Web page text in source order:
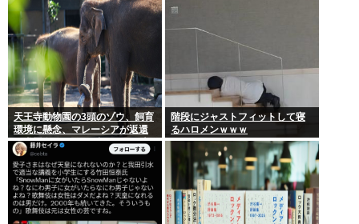
天王寺動物園の3頭のゾウ、飼育
環境に懸念、マレーシアが返還
要求署名17万人。酷すぎる日本
の動物園
階段にジャストフィットして寝
るハロメンｗｗｗ